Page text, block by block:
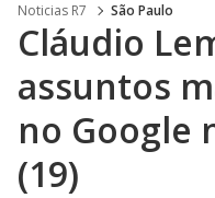
Noticias R7 São Paulo
Cláudio
assuntos
no Google
(19)